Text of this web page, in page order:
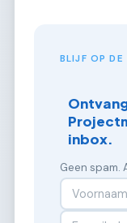
BLIJF OP DE
inbox.
Geen spam.